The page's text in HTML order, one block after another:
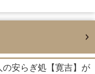
安らぎ処【寛吉】が